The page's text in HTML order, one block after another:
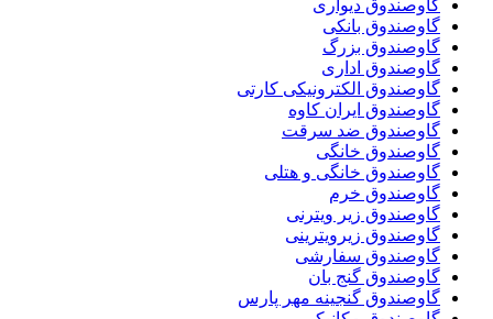
گاوصندوق دیواری
گاوصندوق بانکی
گاوصندوق بزرگ
گاوصندوق اداری
گاوصندوق الکترونیکی کارتی
گاوصندوق ایران کاوه
گاوصندوق ضد سرقت
گاوصندوق خانگی
گاوصندوق خانگی و هتلی
گاوصندوق خرم
گاوصندوق زیر ویترنی
گاوصندوق زیرویترینی
گاوصندوق سفارشی
گاوصندوق گنج بان
گاوصندوق گنجینه مهر پارس